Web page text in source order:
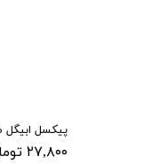
۲۷,۸۰۰ تومان